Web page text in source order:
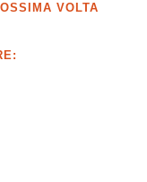
VOLTA